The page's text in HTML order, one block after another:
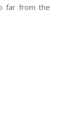
far from the